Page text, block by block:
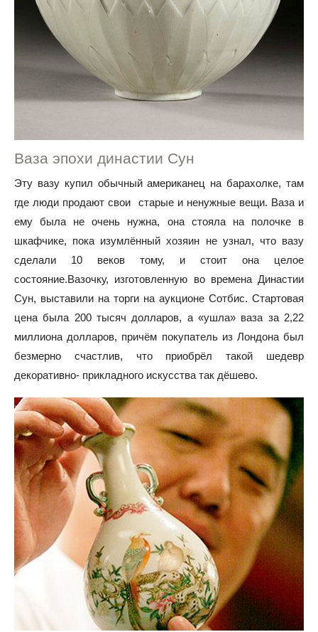
Ваза эпохи династии Сун
Эту вазу купил обычный американец на барахолке, там
где люди продают свои старые и ненужные вещи. Ваза и
ему была не очень нужна, она стояла на полочке в
шкафчике, пока изумлённый хозяин не узнал, что вазу
сделали 10 веков тому, и стоит она целое
состояние.Вазочку, изготовленную во времена Династии
Сун, выставили на торги на аукционе Сотбис. Стартовая
цена была 200 тысяч долларов, а «ушла» ваза за 2,22
миллиона долларов, причём покупатель из Лондона был
безмерно счастлив, что приобрёл такой шедевр
декоративно- прикладного искусства так дёшево.